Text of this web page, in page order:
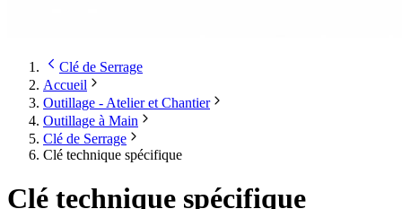
Clé de Serrage
Accueil
Outillage - Atelier et Chantier
Outillage à Main
Clé de Serrage
Clé technique spécifique
Clé technique spécifique